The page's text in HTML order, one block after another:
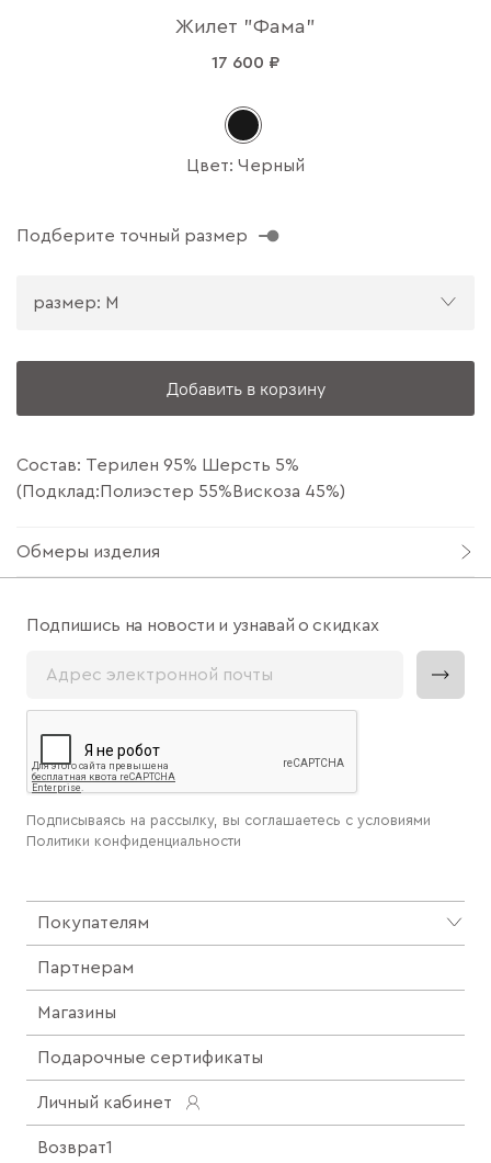
Жилет "Фама"
17 600 ₽
Добавить в корзину
Цвет: Черный
Подберите точный размер
размер: M
Состав: Терилен 95% Шерсть 5%
(Подклад:Полиэстер 55%Вискоза 45%)
Обмеры изделия
Покупателям
Партнерам
Магазины
Подарочные сертификаты
Личный кабинет
Возврат1
Подпишись на новости и узнавай о скидках
Подписываясь на рассылку, вы соглашаетесь с условиями
Политики конфиденциальности